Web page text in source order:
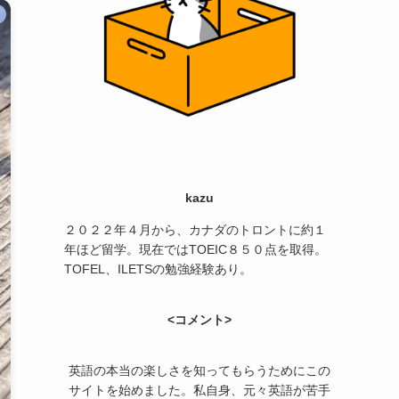
kazu
２０２２年４月から、カナダのトロントに約１
年ほど留学。現在ではTOEIC８５０点を取得。
TOFEL、ILETSの勉強経験あり。
<コメント>
英語の本当の楽しさを知ってもらうためにこの
サイトを始めました。私自身、元々英語が苦手